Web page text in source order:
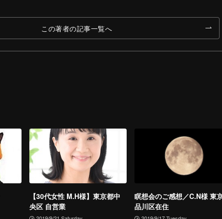
この著者の記事一覧へ
【30代女性 M.H様】東京都中
央区 自営業
瞑想会のご感想／C.N様 東
品川区在住